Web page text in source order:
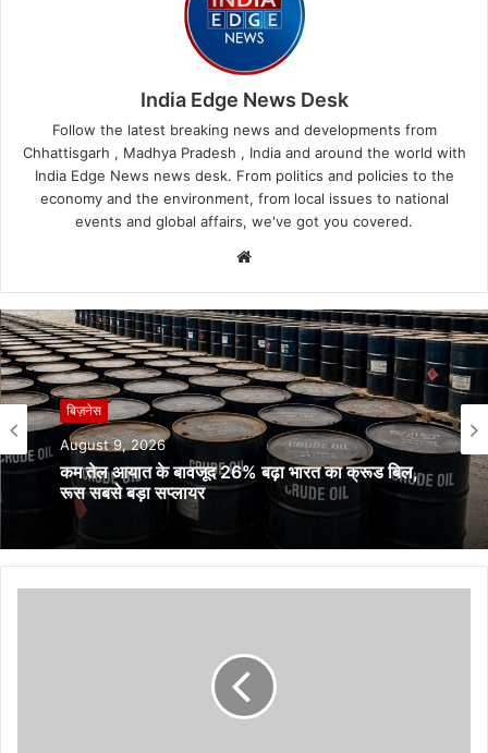
India Edge News Desk
Follow the latest breaking news and developments from
Chhattisgarh , Madhya Pradesh , India and around the world with
India Edge News news desk. From politics and policies to the
economy and the environment, from local issues to national
events and global affairs, we've got you covered.
Website
बिज़नेस
August 9, 2026
कम तेल आयात के बावजूद 26% बढ़ा भारत का क्रूड बिल,
रूस सबसे बड़ा सप्लायर
बिज़नेस
August 8, 2026
Gold-Silver Rate Today: सोने-चांदी में फिर तेजी, 7